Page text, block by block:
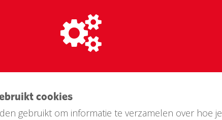
cookies
gebruikt om informatie te verzamelen over hoe je